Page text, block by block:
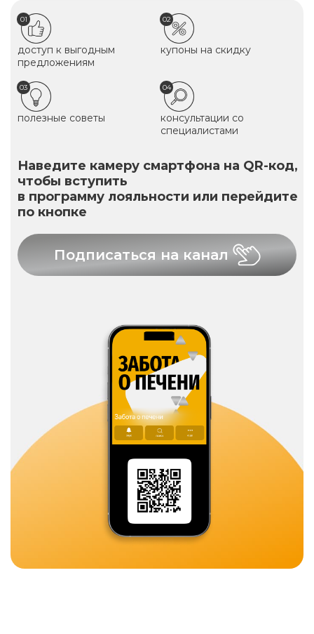
01
доступ к выгодным
предложениям
02
купоны на скидку
03
полезные советы
04
консультации со
специалистами
Наведите камеру смартфона на QR-код,
чтобы вступить
в программу лояльности или перейдите
по кнопке
Подписаться на канал